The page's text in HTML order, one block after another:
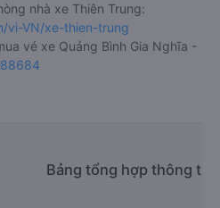
nhà xe Thiên Trung:
vi-VN/xe-thien-trung
vé xe Quảng Bình Gia Nghĩa -
Bảng tổng hợp thông tin